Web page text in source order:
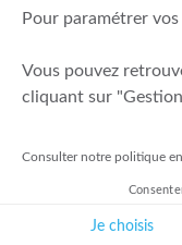
Mentions légales
Prévention de la
Politique de gestion
Pour paramétrer
Vous pouvez
cliquant sur
Consulter notre politique
Je choisis